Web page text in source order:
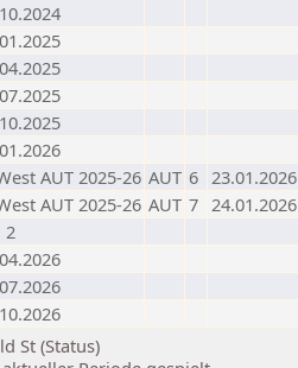
AUT 2025-26 AUT 6 23.01.2026
AUT 2025-26 AUT 7 24.01.2026
2
St (Status)